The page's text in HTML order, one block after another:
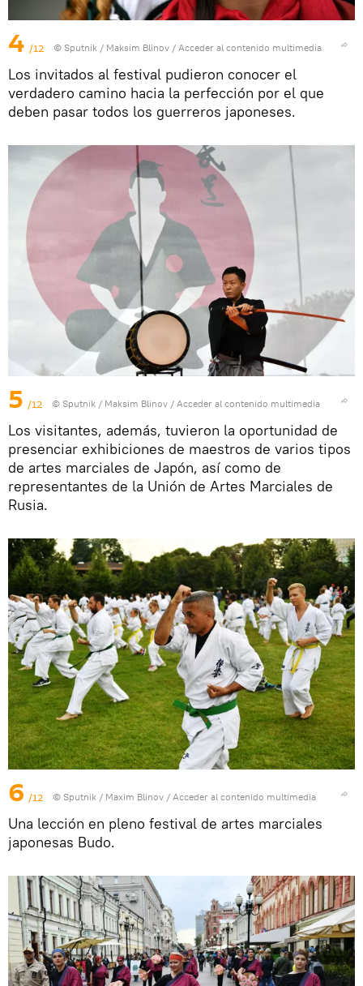
4 /12 © Sputnik / Maksim Blinov / Acceder al contenido multimedia
Los invitados al festival pudieron conocer el
verdadero camino hacia la perfección por el que
deben pasar todos los guerreros japoneses.
5 /12 © Sputnik / Maksim Blinov / Acceder al contenido multimedia
Los visitantes, además, tuvieron la oportunidad de
presenciar exhibiciones de maestros de varios tipos
de artes marciales de Japón, así como de
representantes de la Unión de Artes Marciales de
Rusia.
6 /12 © Sputnik / Maxim Blinov / Acceder al contenido multimedia
Una lección en pleno festival de artes marciales
japonesas Budo.